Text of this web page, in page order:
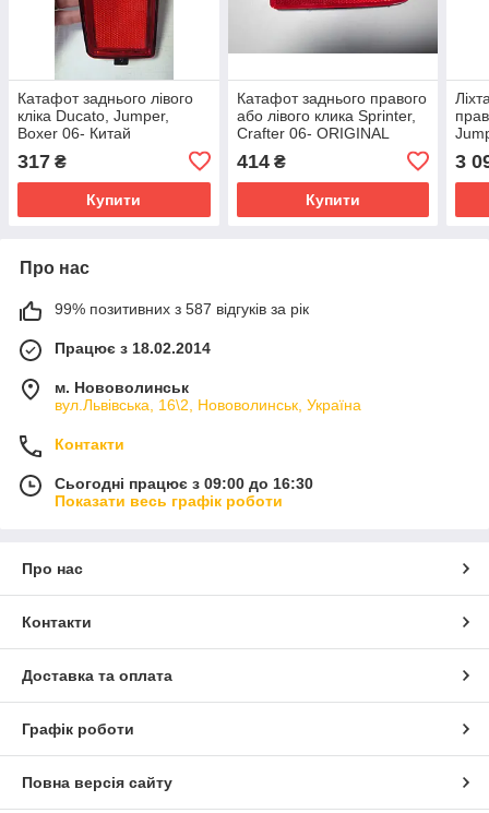
Катафот заднього лівого
кліка Ducato, Jumper,
Boxer 06- Китай
317 ₴
Купити
Катафот заднього правого
або лівого клика Sprinter,
Crafter 06- ORIGINAL
414₴
Купити
3
Про нас
99% позитивних з 587 відгуків за рік
Працює з 18.02.2014
м. Нововолинськ
вул.Львівська, 16\2, Нововолинськ, Україна
Контакти
Сьогодні працює з 09:00 до 16:30
Показати весь графік роботи
Про нас
Контакти
Доставка та оплата
Графік роботи
Повна версія сайту